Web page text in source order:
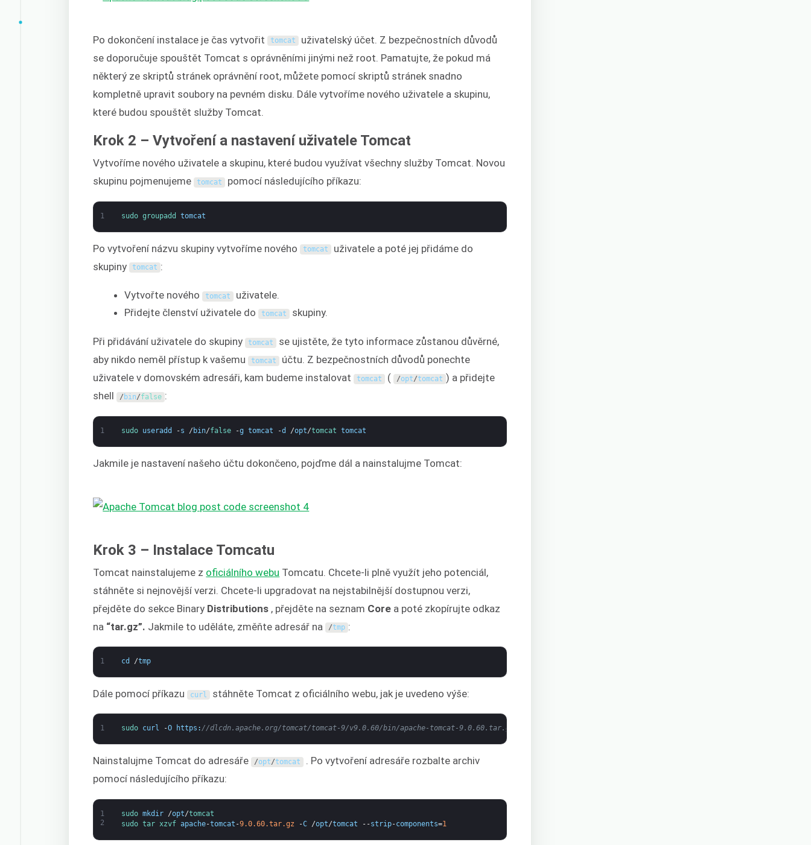
Po dokončení instalace je čas vytvořit tomcat uživatelský účet. Z bezpečnostních důvodů
se doporučuje spouštět Tomcat s oprávněními jinými než root. Pamatujte, že pokud má
některý ze skriptů stránek oprávnění root, můžete pomocí skriptů stránek snadno
kompletně upravit soubory na pevném disku. Dále vytvoříme nového uživatele a skupinu,
které budou spouštět služby Tomcat.
Krok 2 – Vytvoření a nastavení uživatele Tomcat
Vytvoříme nového uživatele a skupinu, které budou využívat všechny služby Tomcat. Novou
skupinu pojmenujeme tomcat pomocí následujícího příkazu:
1 sudo groupadd tomcat
Po vytvoření názvu skupiny vytvoříme nového tomcat uživatele a poté jej přidáme do
skupiny tomcat :
Vytvořte nového tomcat uživatele.
Přidejte členství uživatele do tomcat skupiny.
Při přidávání uživatele do skupiny tomcat se ujistěte, že tyto informace zůstanou důvěrné,
aby nikdo neměl přístup k vašemu tomcat účtu. Z bezpečnostních důvodů ponechte
uživatele v domovském adresáři, kam budeme instalovat tomcat ( /opt/tomcat ) a přidejte
shell / bin/false :
1 sudo useradd -s / bin/false -g tomcat -d /opt/tomcat tomcat
Jakmile je nastavení našeho účtu dokončeno, pojďme dál a nainstalujme Tomcat:
Krok 3 – Instalace Tomcatu
Tomcat nainstalujeme z oficiálního webu Tomcatu. Chcete-li plně využít jeho potenciál,
stáhněte si nejnovější verzi. Chcete-li upgradovat na nejstabilnější dostupnou verzi,
přejděte do sekce Binary Distributions , přejděte na seznam Core a poté zkopírujte odkaz
na “tar.gz”. Jakmile to uděláte, změňte adresář na /tmp :
1 cd /tmp
Dále pomocí příkazu curl stáhněte Tomcat z oficiálního webu, jak je uvedeno výše:
1 sudo curl -O https : //dlcdn.apache.org/tomcat/tomcat-9/v9.0.60/bin/apache-tomcat-9.0.60.tar.gz
Nainstalujme Tomcat do adresáře /opt/tomcat . Po vytvoření adresáře rozbalte archiv
pomocí následujícího příkazu:
1
2
sudo mkdir /opt/tomcat
sudo tar xzvf apache-tomcat -9.0.60.tar.gz -C /opt/tomcat --strip-components=1